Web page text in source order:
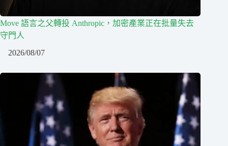
Move 語言之父轉投 Anthropic，加密產業正在批量失去
守門人
2026/08/07